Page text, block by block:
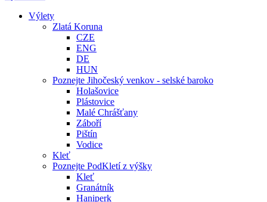
Výlety
Zlatá Koruna
CZE
ENG
DE
HUN
Poznejte Jihočeský venkov - selské baroko
Holašovice
Plástovice
Malé Chrášťany
Záboří
Pištín
Vodice
Kleť
Poznejte PodKletí z výšky
Kleť
Granátník
Haniperk